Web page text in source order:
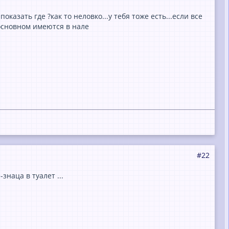
где ?как то неловко...у тебя тоже есть...если все
имеются в нале
#22
в туалет ...